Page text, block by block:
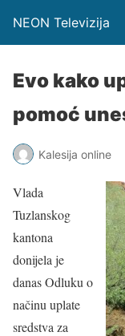
NEON Televizija
Evo kako
pomoć
Kalesija online
Vlada
Tuzlanskog
kantona
donijela je
danas Odluku o
načinu uplate
sredstva za